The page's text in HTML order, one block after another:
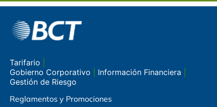
Tarifario
Gobierno Corporativo
Información Financiera
Gestión de Riesgo
Reglamentos y Promociones